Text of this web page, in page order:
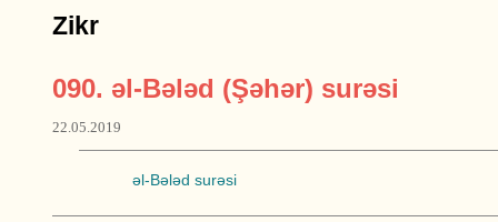
Zikr
090. əl-Bələd (Şəhər) surəsi
22.05.2019
əl-Bələd surəsi